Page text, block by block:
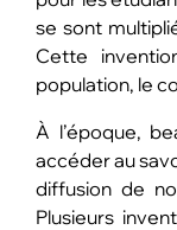
se sont
Cette
population, le
À l’époque,
accéder au
diffusion de
Plusieurs